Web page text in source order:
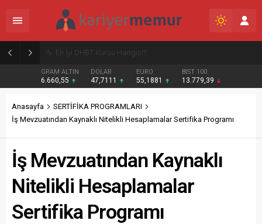
Burcular Pen — Sakarya’da doğru sistem, temiz montaj
GRAM ALTIN
6.660,55
DOLAR
47,7111
EURO
55,1881
BIST 100
13.779,39
Anasayfa
SERTİFİKA PROGRAMLARI
İş Mevzuatından Kaynaklı Nitelikli Hesaplamalar Sertifika Programı
İş Mevzuatından Kaynaklı
Nitelikli Hesaplamalar
Sertifika Programı